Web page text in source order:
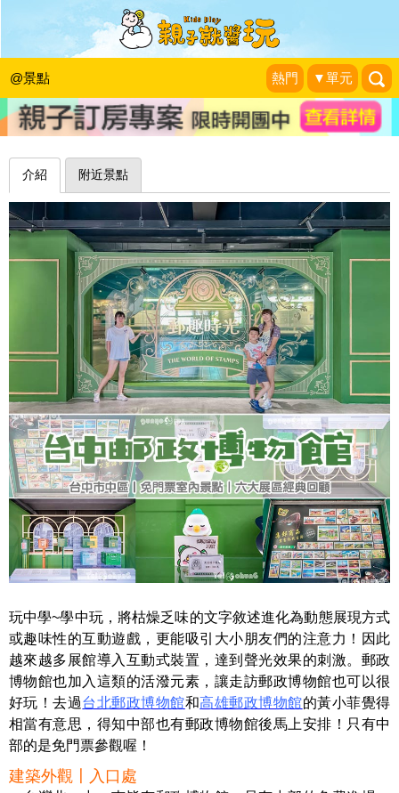
@景點 熱門 ▼單元
免門票室內景點，親子共郵六大展區～
台中郵政博物館臺中館
小菲親子玩樂生活|2025-09-20
介紹 附近景點
玩中學~學中玩，將枯燥乏味的文字敘述進化為動態展現方式
或趣味性的互動遊戲，更能吸引大小朋友們的注意力！因此
越來越多展館導入互動式裝置，達到聲光效果的刺激。郵政
博物館也加入這類的活潑元素，讓走訪郵政博物館也可以很
好玩！去過台北郵政博物館和高雄郵政博物館的黃小菲覺得
相當有意思，得知中部也有郵政博物館後馬上安排！只有中
部的是免門票參觀喔！
建築外觀〡入口處